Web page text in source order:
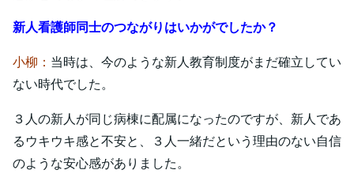
新人看護師同士のつながりはいかがでしたか？
小柳： 当時は、今のような新人教育制度がまだ確立してい
ない時代でした。
３人の新人が同じ病棟に配属になったのですが、新人であ
るウキウキ感と不安と、３人一緒だという理由のない自信
のような安心感がありました。